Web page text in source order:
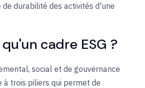
durabilité des activités d'une
cadre ESG ?
social et de gouvernance
à trois piliers qui permet de